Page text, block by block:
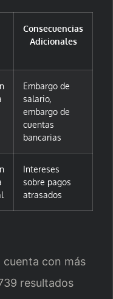
Consecuencias
Adicionales
Embargo de
salario,
embargo de
cuentas
bancarias
Intereses
sobre pagos
atrasados
cuenta con más
resultados